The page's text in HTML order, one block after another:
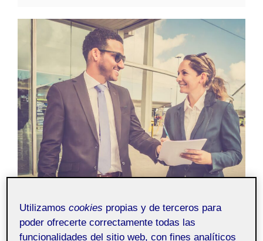
Utilizamoscookies propias y de terceros para
poder ofrecerte correctamente todas las
funcionalidades del sitio web, con fines analíticos